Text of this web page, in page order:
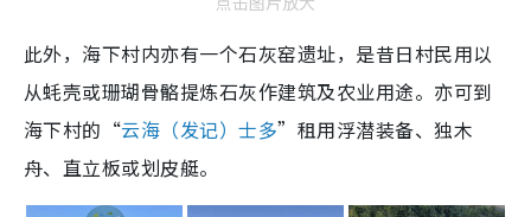
此外，海下村内亦有一个石灰窑遗址，是昔日村民用以
从蚝壳或珊瑚骨骼提炼石灰作建筑及农业用途。亦可到
海下村的“云海（发记）士多”租用浮潜装备、独木
舟、直立板或划皮艇。